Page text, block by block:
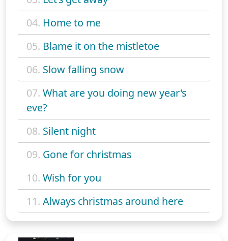
04. Home to me
05. Blame it on the mistletoe
06. Slow falling snow
07. What are you doing new year's
eve?
08. Silent night
09. Gone for christmas
10. Wish for you
11. Always christmas around here